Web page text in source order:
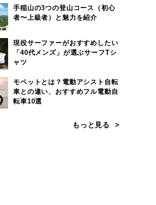
手稲山の3つの登山コース（初心
者〜上級者）と魅力を紹介
現役サーファーがおすすめしたい
「40代メンズ」が選ぶサーフTシ
ャツ
モペットとは？電動アシスト自転
車との違い、おすすめフル電動自
転車10選
もっと見る